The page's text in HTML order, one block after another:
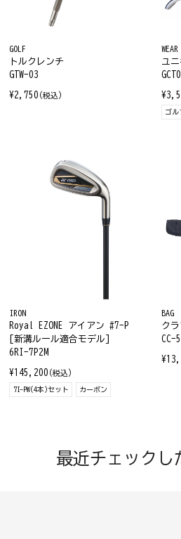
GOLF
トルクレンチ
GTW-03
¥2,750 (税込)
WEAR
ユ
ゴル
IRON
Royal EZONE アイアン #7-P
[新溝ルール適合モデル]
6RI-7P2M
¥145,200 (税込)
7I-PW(4本)セット カーボン
BAG
ク
CC-
最近チェックし